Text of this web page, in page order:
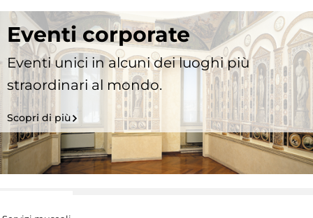
Eventi corporate
Eventi unici in alcuni dei luoghi più
straordinari al mondo.
Scopri di più